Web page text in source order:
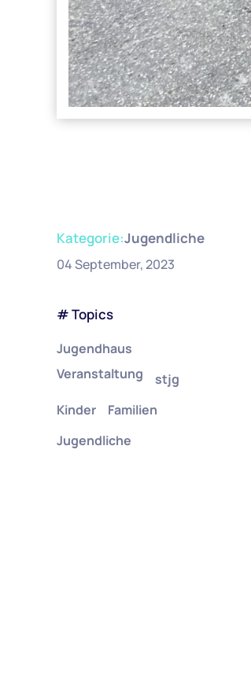
Kategorie:Jugendliche
04 September, 2023
# Topics
Jugendhaus
Veranstaltung
stjg
Kinder
Familien
Jugendliche